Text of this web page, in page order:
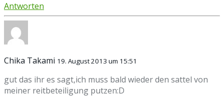
Antworten
Chika Takami 19. August 2013 um 15:51
gut das ihr es sagt,ich muss bald wieder den sattel von
meiner reitbeteiligung putzen:D